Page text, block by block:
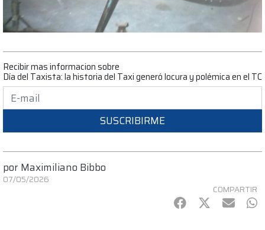
Recibir mas informacion sobre
Día del Taxista: la historia del Taxi generó locura y polémica en el TC
SUSCRIBIRME
por Maximiliano Bibbo
07/05/2026
COMPARTIR
Facebook
Twitter
mail